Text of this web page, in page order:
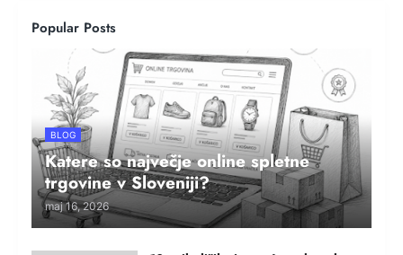
Popular Posts
BLOG
Katere so največje online spletne
trgovine v Sloveniji?
maj 16, 2026